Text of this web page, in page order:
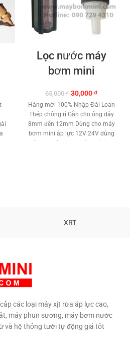
₫.
Lọc nước máy
bơm mini
65,000₫ Giá
gốc
là:
65,000 ₫.
30,000₫Giá
hiện
tại
là:
30,000 ₫.
Hàng mới 100% Nhập Đài Loan
Thép chống rỉ Gắn cho ống dây
8mm đến 12mm Dùng cho máy
bơm mini áp lực 12V 24V dùng
XRT
các loại máy xịt rửa áp lực cao,
máy phun sương, máy bơm nước
và hệ thống tưới tự động giá tốt